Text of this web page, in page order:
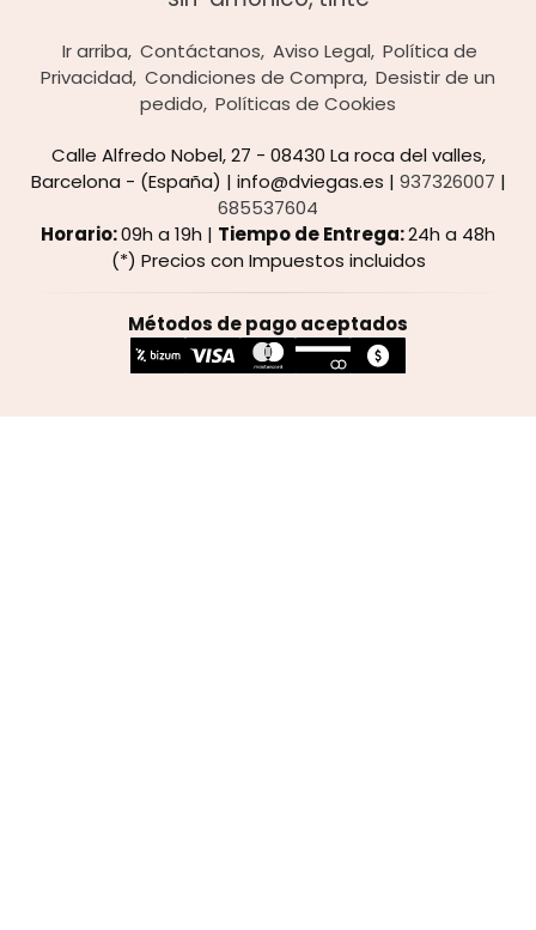
Ir arriba Contáctanos Aviso Legal Política de
Privacidad Condiciones de Compra Desistir de un
pedido Políticas de Cookies
Calle Alfredo Nobel, 27 - 08430 La roca del valles,
Barcelona - (España) | info@dviegas.es | 937326007 |
685537604
Horario:09h a 19h | Tiempo de Entrega:24h a 48h
(*) Precios con Impuestos incluidos
Métodos de pago aceptados